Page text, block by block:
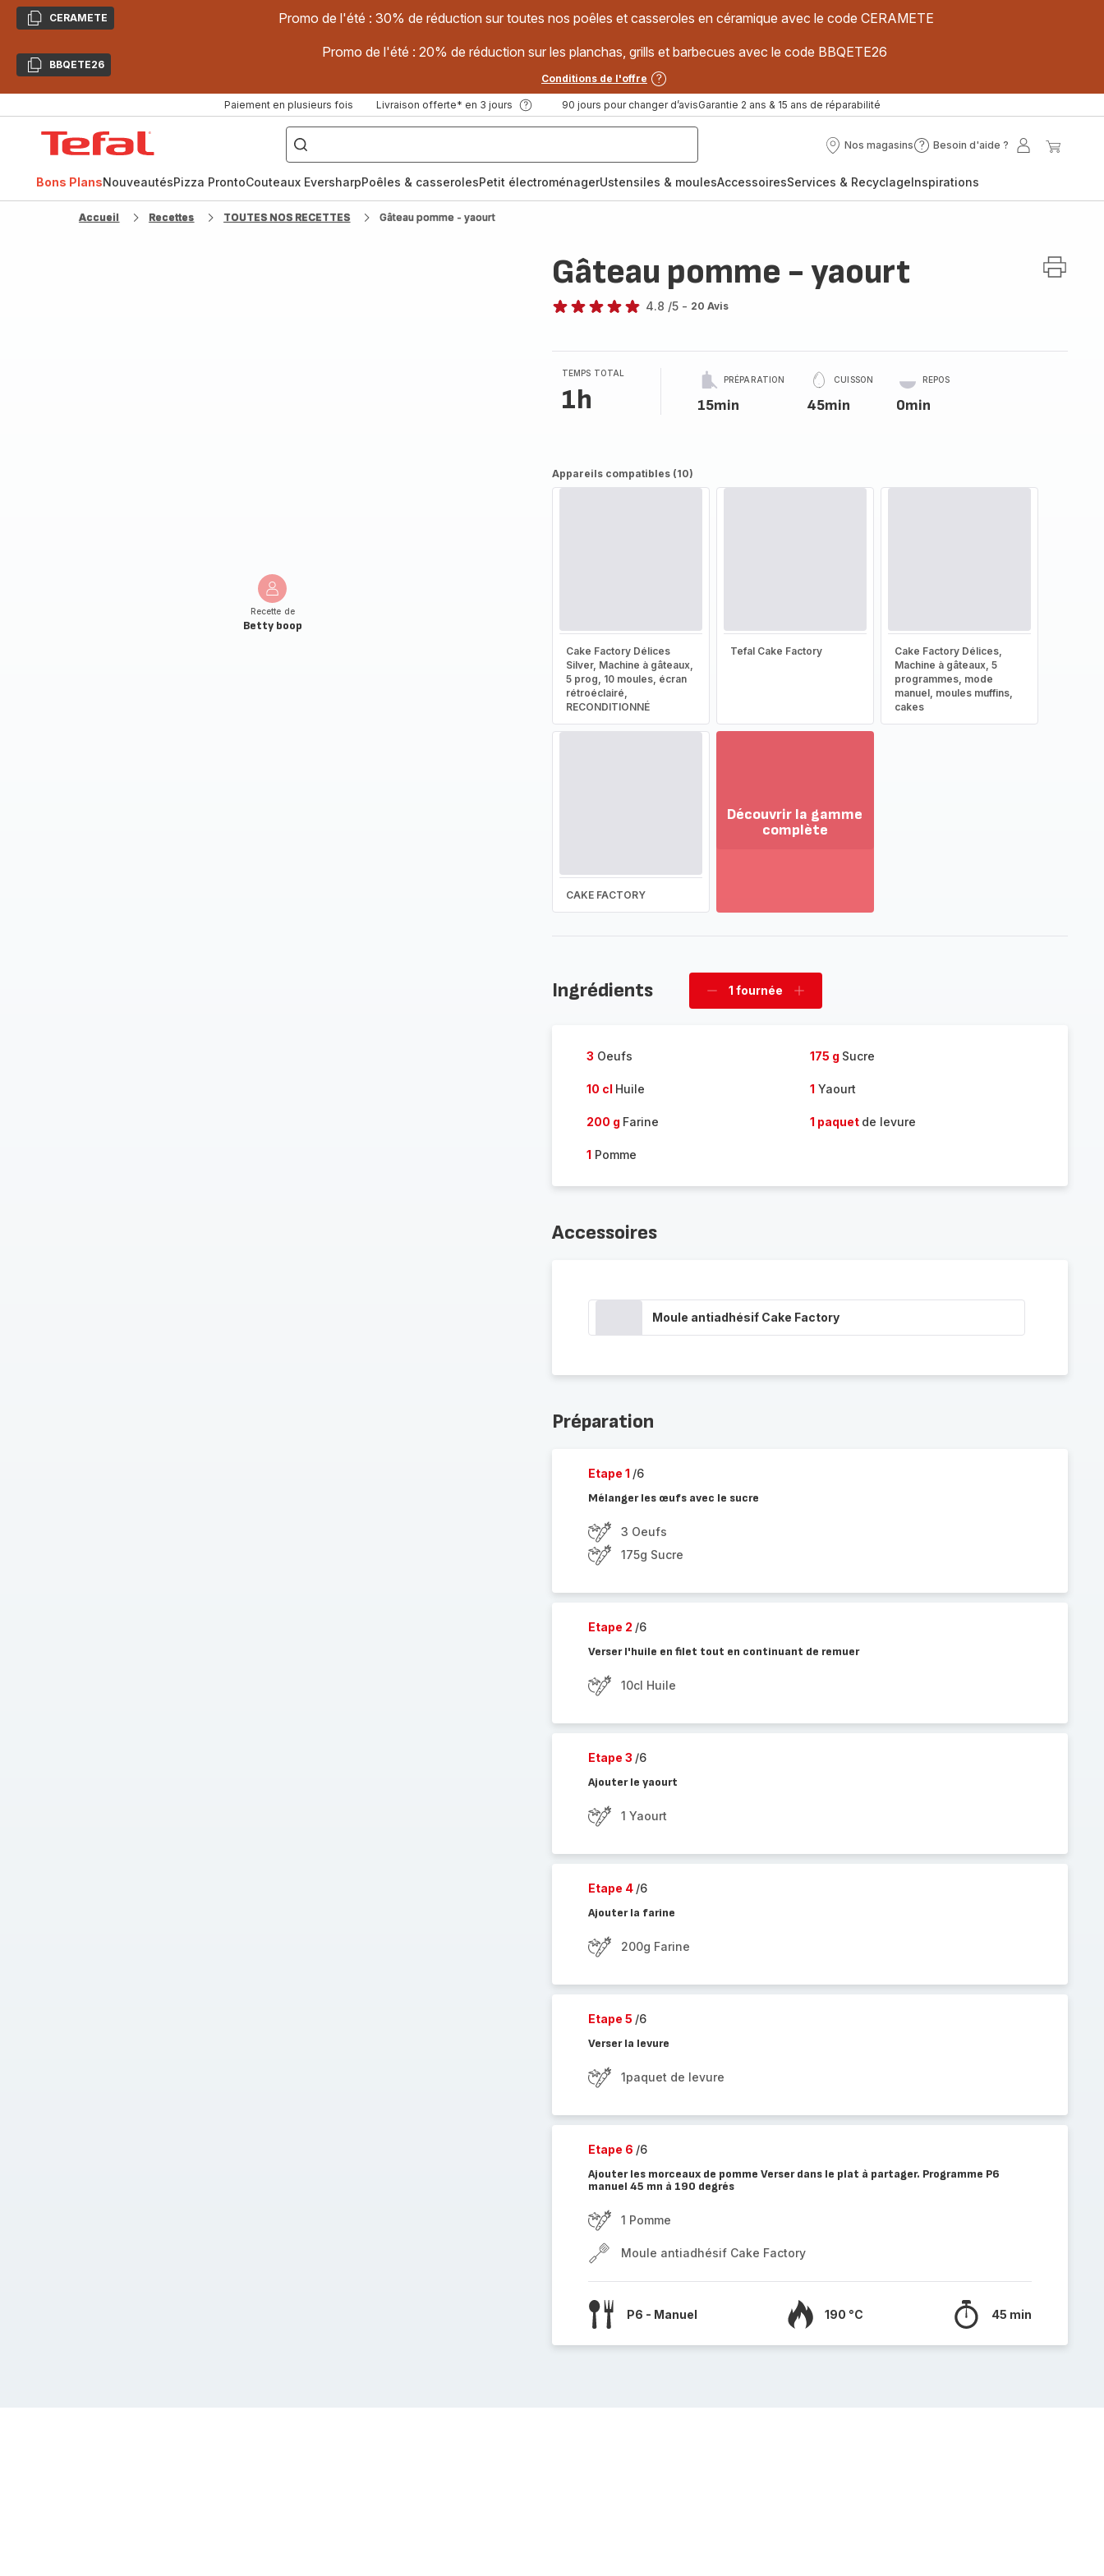
CopierCERAMETE Promo de l'été : 30% de réduction sur toutes nos poêles et casseroles en céramique avec le code CERAMETE
CopierBBQETE26
Promo de l'été : 20% de réduction sur les planchas, grills et barbecues avec le code BBQETE26
Conditions de l'offre
Paiement en plusieurs fois Livraison offerte* en 3 jours 90 jours pour changer d’avisGarantie 2 ans & 15 ans de réparabilité
["Poêles
inox,
Cake
Factory,
Nos magasins
Nos
Besoin d'aide ?
Besoin
?
Mon
Bons PlansNouveautésPizza ProntoCouteaux EversharpPoêles & casserolesPetit électroménagerUstensiles & moulesAccessoiresServices & RecyclageInspirations
Accueil Recettes TOUTES NOS RECETTES Gâteau pomme - yaourt
Recette de
Betty boop
Gâteau pomme - yaourt
4.8 /5 - 20 Avis
TEMPS TOTAL
1h
PRÉPARATION
15min
CUISSON
45min
REPOS
0min
Appareils compatibles (10)
Cake Factory Délices
Silver, Machine à gâteaux,
5 prog, 10 moules, écran
rétroéclairé,
RECONDITIONNÉ
Tefal Cake Factory
Cake Factory Délices,
Machine à gâteaux, 5
programmes, mode
manuel, moules muffins,
cakes
CAKE FACTORY
Découvrir la gamme
complète
la
Ingrédients
Supprimer
1 fournée
Ajouter
3 Oeufs 175 g Sucre
10 cl Huile 1 Yaourt
200 g Farine 1 paquet de levure
1 Pomme
Accessoires
Moule antiadhésif Cake Factory
Préparation
Etape 1 /6
Mélanger les œufs avec le sucre
3 Oeufs
175g Sucre
Etape 2 /6
Verser l'huile en filet tout en continuant de remuer
10cl Huile
Etape 3 /6
Ajouter le yaourt
1 Yaourt
Etape 4 /6
Ajouter la farine
200g Farine
Etape 5 /6
Verser la levure
1paquet de levure
Etape 6 /6
Ajouter les morceaux de pomme Verser dans le plat à partager. Programme P6
manuel 45 mn à 190 degrés
1 Pomme
Moule antiadhésif Cake Factory
P6 - Manuel 190 °C 45 min